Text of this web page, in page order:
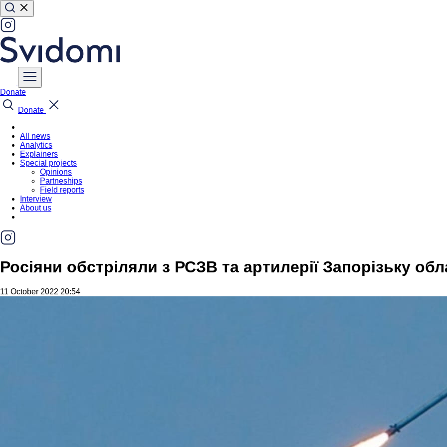
Donate
Donate
All news
Analytics
Explainers
Special projects
Opinions
Partneships
Field reports
Interview
About us
Росіяни обстріляли з РСЗВ та артилерії Запорізьку
11 October 2022 20:54